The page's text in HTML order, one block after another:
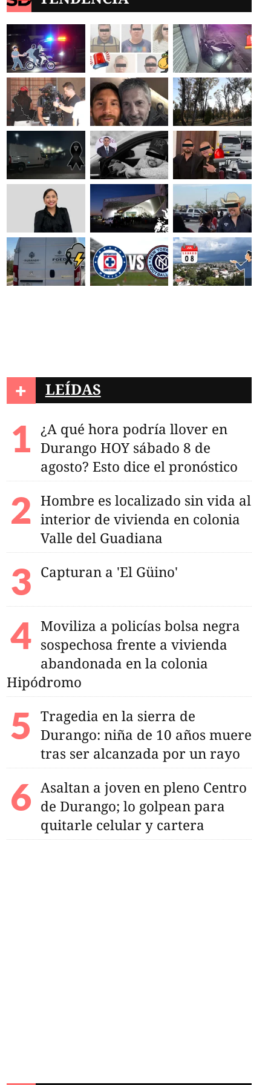
en Durango:
casos, ahora
El Oro
+ LEÍDAS
¿A qué hora podría llover en
Durango HOY sábado 8 de
agosto? Esto dice el pronóstico
Hombre es localizado sin vida al
interior de vivienda en colonia
Valle del Guadiana
Capturan a 'El Güino'
Moviliza a policías bolsa negra
sospechosa frente a vivienda
abandonada en la colonia
Hipódromo
Tragedia en la sierra de
Durango: niña de 10 años muere
tras ser alcanzada por un rayo
Asaltan a joven en pleno Centro
de Durango; lo golpean para
quitarle celular y cartera